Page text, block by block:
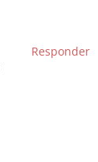
Responder